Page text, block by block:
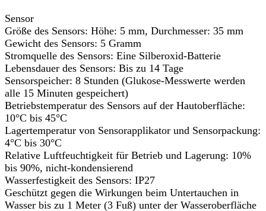
Sensor
Größe des Sensors: Höhe: 5 mm, Durchmesser: 35 mm
Gewicht des Sensors: 5 Gramm
Stromquelle des Sensors: Eine Silberoxid-Batterie
Lebensdauer des Sensors: Bis zu 14 Tage
Sensorspeicher: 8 Stunden (Glukose-Messwerte werden
alle 15 Minuten gespeichert)
Betriebstemperatur des Sensors auf der Hautoberfläche:
10°C bis 45°C
Lagertemperatur von Sensorapplikator und Sensorpackung:
4°C bis 30°C
Relative Luftfeuchtigkeit für Betrieb und Lagerung: 10%
bis 90%, nicht-kondensierend
Wasserfestigkeit des Sensors: IP27
Geschützt gegen die Wirkungen beim Untertauchen in
Wasser bis zu 1 Meter (3 Fuß) unter der Wasseroberfläche